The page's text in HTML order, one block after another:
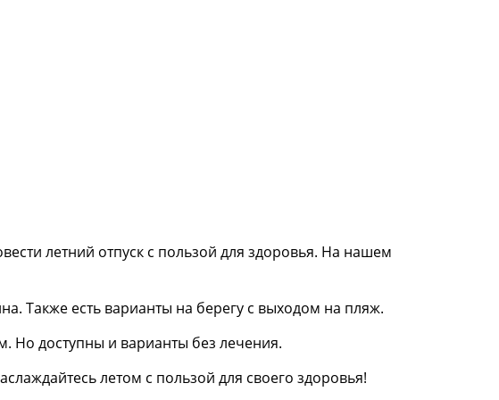
летний отпуск с пользой для здоровья. На нашем
Также есть варианты на берегу с выходом на пляж.
Но доступны и варианты без лечения.
летом с пользой для своего здоровья!